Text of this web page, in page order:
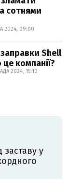
сотнями
2024, 09:00
Shell
це компанії?
2024, 15:10
заставу у